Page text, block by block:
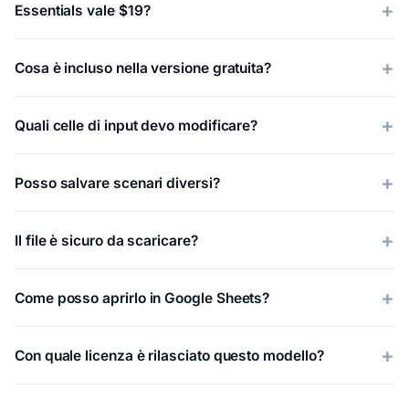
Essentials vale $19?
Cosa è incluso nella versione gratuita?
Quali celle di input devo modificare?
Posso salvare scenari diversi?
Il file è sicuro da scaricare?
Come posso aprirlo in Google Sheets?
Con quale licenza è rilasciato questo modello?